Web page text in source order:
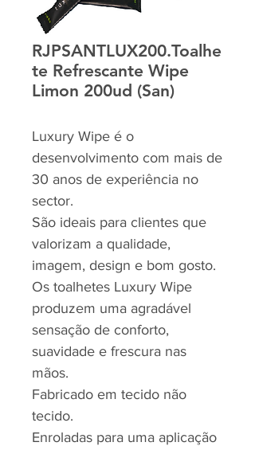
RJPSANTLUX200.Toalhe
te Refrescante Wipe
Limon 200ud (San)
Luxury Wipe é o
desenvolvimento com mais de
30 anos de experiência no
sector.
São ideais para clientes que
valorizam a qualidade,
imagem, design e bom gosto.
Os toalhetes Luxury Wipe
produzem uma agradável
sensação de conforto,
suavidade e frescura nas
mãos.
Fabricado em tecido não
tecido.
Enroladas para uma aplicação